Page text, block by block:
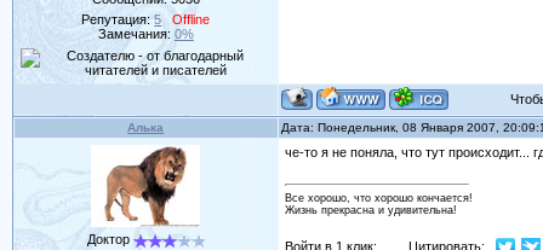
Репутация:5
Offline
Замечания: 0%
Алька Дата: Понедельник, 08 Января 2007,
Доктор
че-то я не поняла, что тут происходит...
Все хорошо, что хорошо кончается!
Жизнь прекрасна и удивительна!
Войти в 1 клик: Цитировать: